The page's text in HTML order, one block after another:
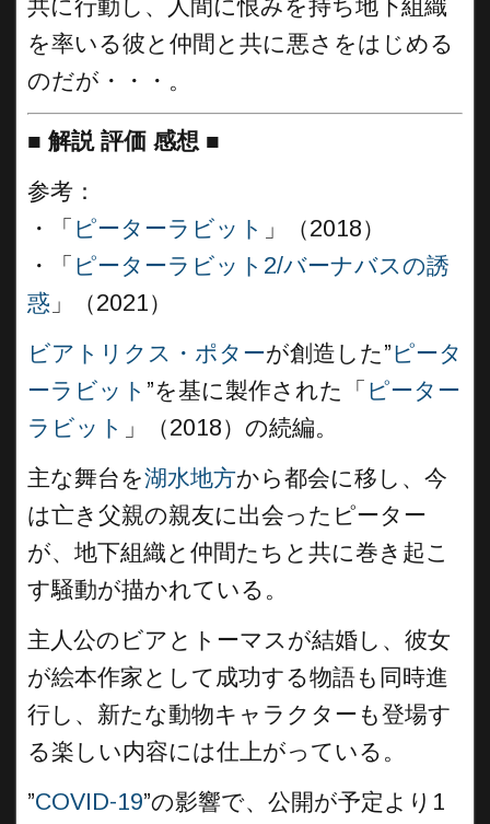
共に行動し、人間に恨みを持ち地下組織
を率いる彼と仲間と共に悪さをはじめる
のだが・・・。
■ 解説 評価 感想 ■
参考：
・「 ピーターラビット 」（2018）
・「 ピーターラビット2/バーナバスの誘
惑 」（2021）
ビアトリクス・ポターが創造した”ピータ
ーラビット ”を基に製作された「 ピーター
ラビット 」（2018）の続編。
主な舞台を湖水地方から都会に移し、今
は亡き父親の親友に出会ったピーター
が、地下組織と仲間たちと共に巻き起こ
す騒動が描かれている。
主人公のビアとトーマスが結婚し、彼女
が絵本作家として成功する物語も同時進
行し、新たな動物キャラクターも登場す
る楽しい内容には仕上がっている。
”COVID-19”の影響で、公開が予定より1